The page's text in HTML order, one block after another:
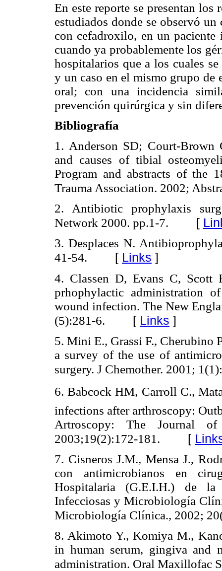
En este reporte se presentan
estudiados donde se observó
con cefadroxilo, en un paciente
cuando ya probablemente los
hospitalarios que a los cuales
y un caso en el mismo grupo de
oral; con una incidencia
prevención quirúrgica y sin
Bibliografía
1. Anderson SD; Court-Brown
and causes of tibial
Program and abstracts of the
Trauma Association. 2002;
2. Antibiotic prophylaxis
Network 2000. pp.1-7. [
3. Desplaces N.
41-54. [ Links ]
4. Classen D, Evans C,
prhophylactic administration
wound infection. The New
(5):281-6. [ Links ]
5. Mini E., Grassi F., Cherubino
a survey of the use of
surgery. J Chemother. 2001;
6. Babcock HM, Carroll C.,
infections after arthroscopy:
Artroscopy: The Journal of
2003;19(2):172-181. [
7. Cisneros J.M., Mensa J.,
con antimicrobianos en
Hospitalaria (G.E.I.H.) de la
Infecciosas y Microbiología
Microbiología Clínica., 2002;
8. Akimoto Y., Komiya M.,
in human serum, gingiva and
administration. Oral Maxillofac